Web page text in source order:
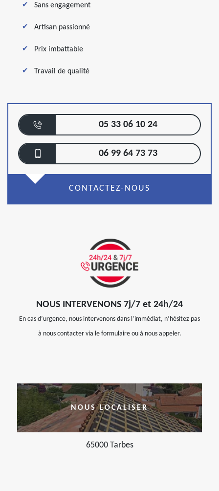
Sans engagement
Artisan passionné
Prix imbattable
Travail de qualité
05 33 06 10 24
06 99 64 73 73
CONTACTEZ-NOUS
NOUS INTERVENONS 7j/7 et 24h/24
En cas d’urgence, nous intervenons dans l’immédiat, n’hésitez pas
à nous contacter via le formulaire ou à nous appeler.
NOUS LOCALISER
65000 Tarbes